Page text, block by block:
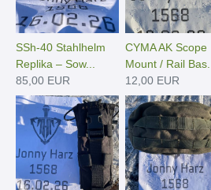
SSh-40 Stahlhelm
Replika – Sow...
85,00 EUR
CYMA AK Scope
Mount / Rail Bas...
12,00 EUR